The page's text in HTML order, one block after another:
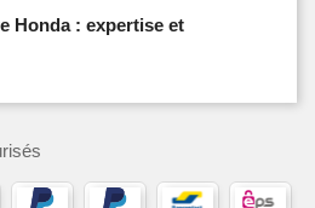
Honda : expertise et